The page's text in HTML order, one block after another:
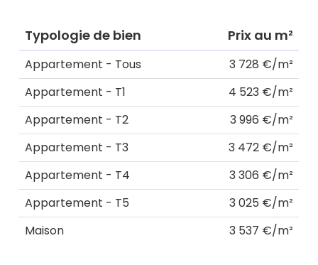
Typologie de bien Prix au m²
Appartement - Tous
3 728 €/m²
Appartement - T1
4 523 €/m²
Appartement - T2
3 996 €/m²
Appartement - T3
3 472 €/m²
Appartement - T4
3 306 €/m²
Appartement - T5
3 025 €/m²
Maison
3 537 €/m²